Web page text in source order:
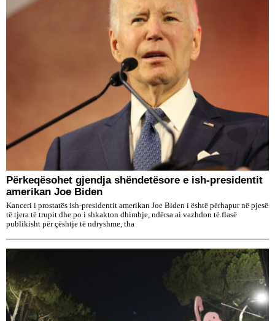
Përkeqësohet gjendja shëndetësore e ish-presidentit
amerikan Joe Biden
Kanceri i prostatës ish-presidentit amerikan Joe Biden i është përhapur në pjesë
të tjera të trupit dhe po i shkakton dhimbje, ndërsa ai vazhdon të flasë
publikisht për çështje të ndryshme, tha